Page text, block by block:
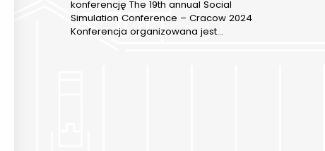
konferencję The 19th annual Social
Simulation Conference – Cracow 2024
Konferencja organizowana jest…